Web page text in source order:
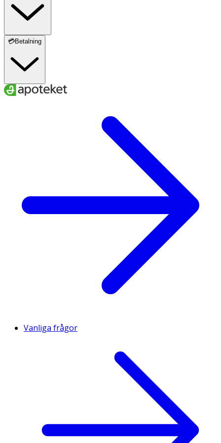
💳Betalning
Vanliga frågor